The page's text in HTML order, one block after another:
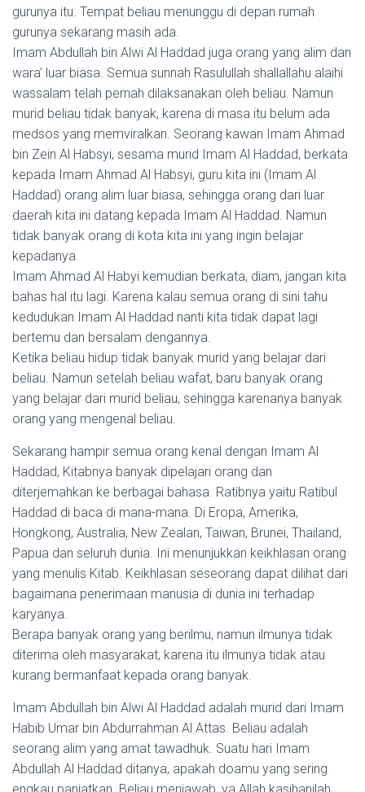
gurunya itu. Tempat beliau menunggu di depan rumah
gurunya sekarang masih ada.
Imam Abdullah bin Alwi Al Haddad juga orang yang alim dan
wara’ luar biasa. Semua sunnah Rasulullah shallallahu alaihi
wassalam telah pernah dilaksanakan oleh beliau. Namun
murid beliau tidak banyak, karena di masa itu belum ada
medsos yang memviralkan. Seorang kawan Imam Ahmad
bin Zein Al Habsyi, sesama murid Imam Al Haddad, berkata
kepada Imam Ahmad Al Habsyi, guru kita ini (Imam Al
Haddad) orang alim luar biasa, sehingga orang dari luar
daerah kita ini datang kepada Imam Al Haddad. Namun
tidak banyak orang di kota kita ini yang ingin belajar
kepadanya.
Imam Ahmad Al Habyi kemudian berkata, diam, jangan kita
bahas hal itu lagi. Karena kalau semua orang di sini tahu
kedudukan Imam Al Haddad nanti kita tidak dapat lagi
bertemu dan bersalam dengannya.
Ketika beliau hidup tidak banyak murid yang belajar dari
beliau. Namun setelah beliau wafat, baru banyak orang
yang belajar dari murid beliau, sehingga karenanya banyak
orang yang mengenal beliau.
Sekarang hampir semua orang kenal dengan Imam Al
Haddad, Kitabnya banyak dipelajari orang dan
diterjemahkan ke berbagai bahasa. Ratibnya yaitu Ratibul
Haddad di baca di mana-mana. Di Eropa, Amerika,
Hongkong, Australia, New Zealan, Taiwan, Brunei, Thailand,
Papua dan seluruh dunia. Ini menunjukkan keikhlasan orang
yang menulis Kitab. Keikhlasan seseorang dapat dilihat dari
bagaimana penerimaan manusia di dunia ini terhadap
karyanya.
Berapa banyak orang yang berilmu, namun ilmunya tidak
diterima oleh masyarakat, karena itu ilmunya tidak atau
kurang bermanfaat kepada orang banyak.
Imam Abdullah bin Alwi Al Haddad adalah murid dari Imam
Habib Umar bin Abdurrahman Al Attas. Beliau adalah
seorang alim yang amat tawadhuk. Suatu hari Imam
Abdullah Al Haddad ditanya, apakah doamu yang sering